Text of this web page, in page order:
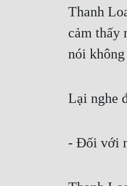
Thanh
cảm thấy
nói không
Lại nghe
- Đối với